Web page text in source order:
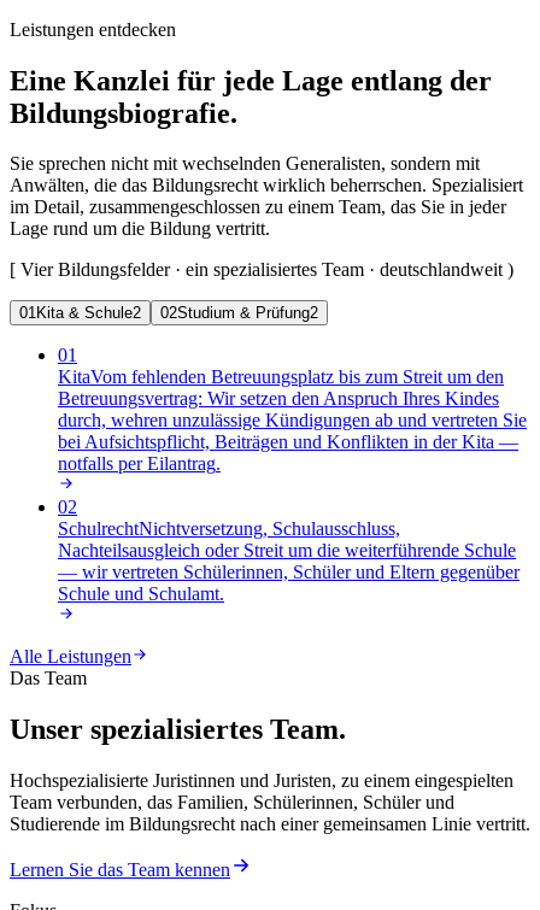
Leistungen entdecken
Eine Kanzlei für jede Lage entlang der
Bildungsbiografie.
Sie sprechen nicht mit wechselnden Generalisten, sondern mit
Anwälten, die das Bildungsrecht wirklich beherrschen. Spezialisiert
im Detail, zusammengeschlossen zu einem Team, das Sie in jeder
Lage rund um die Bildung vertritt.
[ Vier Bildungsfelder · ein spezialisiertes Team · deutschlandweit)
01Kita & Schule2 02Studium & Prüfung2
01
KitaVom fehlenden Betreuungsplatz bis zum Streit um den
Betreuungsvertrag: Wir setzen den Anspruch Ihres Kindes
durch, wehren unzulässige Kündigungen ab und vertreten Sie
bei Aufsichtspflicht, Beiträgen und Konflikten in der Kita —
notfalls per Eilantrag.
02
SchulrechtNichtversetzung, Schulausschluss,
Nachteilsausgleich oder Streit um die weiterführende Schule
— wir vertreten Schülerinnen, Schüler und Eltern gegenüber
Schule und Schulamt.
Alle Leistungen
Das Team
Unser spezialisiertes Team.
Hochspezialisierte Juristinnen und Juristen, zu einem eingespielten
Team verbunden, das Familien, Schülerinnen, Schüler und
Studierende im Bildungsrecht nach einer gemeinsamen Linie vertritt.
Lernen Sie das Team kennen